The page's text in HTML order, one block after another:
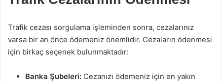
Trafik cezası sorgulama işleminden sonra, cezalarınız
varsa bir an önce ödemeniz önemlidir. Cezaların ödenmesi
için birkaç seçenek bulunmaktadır:
Banka Şubeleri: Cezanızı ödemeniz için en yakın